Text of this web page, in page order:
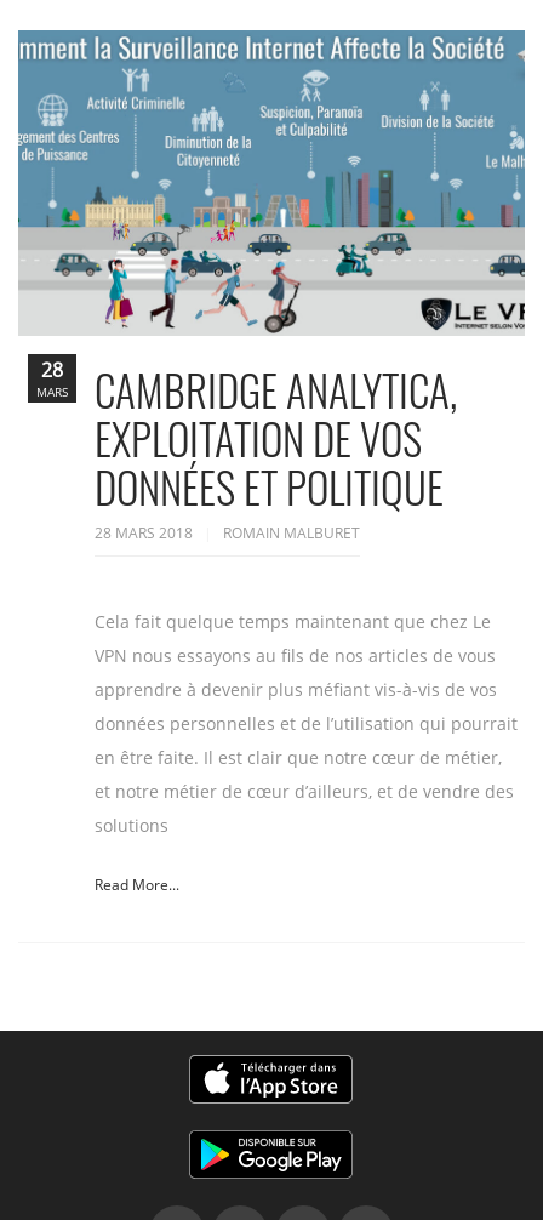
CAMBRIDGE ANALYTICA,
EXPLOITATION DE VOS
DONNÉES ET POLITIQUE
28 MARS 2018 ROMAIN MALBURET
Cela fait quelque temps maintenant que chez Le
VPN nous essayons au fils de nos articles de vous
apprendre à devenir plus méfiant vis-à-vis de vos
données personnelles et de l’utilisation qui pourrait
en être faite. Il est clair que notre cœur de métier,
et notre métier de cœur d’ailleurs, et de vendre des
solutions
Read More...
28
MARS